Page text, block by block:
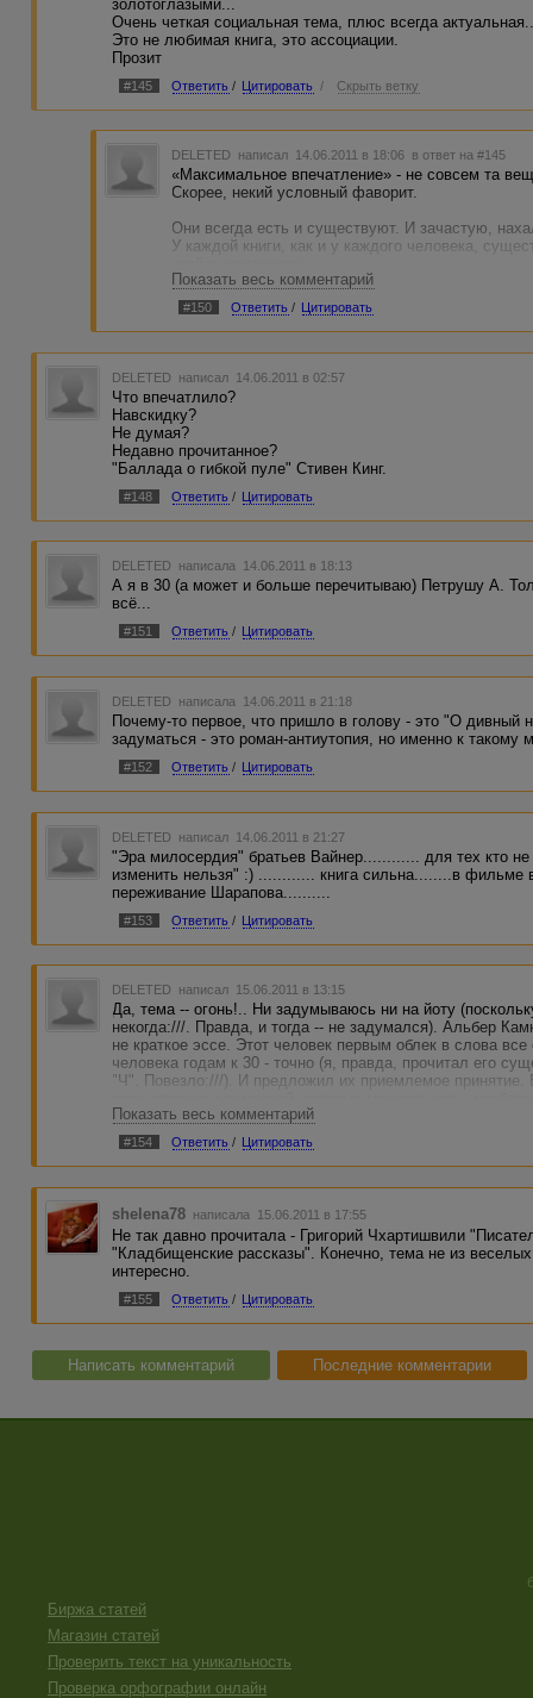
золотоглазыми...
Очень четкая социальная тема, плюс всегда
Это не любимая книга, это ассоциации.
Прозит
#145 Ответить / Цитировать / Скрыть ветку
DELETED написал 14.06.2011 в 18:06 в ответ на #145
«Максимальное впечатление» - не совсем та
Скорее, некий условный фаворит.
Они всегда есть и существуют. И зачастую,
У каждой книги, как и у каждого человека,
И зависит от перевода, оформления,
ваше самочувствие в момент прочтения.
Так вот, о чем бишь я….
Есть произведения, менее других
употребляете – в мягкой, дешевой обвертке,
дорогого издания. Они вас «достанут».
восприятия изложенных в ней мыслей.
Вот их-то, сердешных, я и захотел «слегка
Для памяти.
Плюс – как всегда, личные меркантильные
Показать весь комментарий
#150 Ответить / Цитировать
DELETED написал 14.06.2011 в 02:57
Что впечатлило?
Навскидку?
Не думая?
Недавно прочитанное?
"Баллада о гибкой пуле" Стивен Кинг.
#148 Ответить / Цитировать
DELETED написала 14.06.2011 в 18:13
А я в 30 (а может и больше перечитываю) Петрушу А.
всё...
#151 Ответить / Цитировать
DELETED написала 14.06.2011 в 21:18
Почему-то первое, что пришло в голову - это "О
задуматься - это роман-антиутопия, но именно к
#152 Ответить / Цитировать
DELETED написал 14.06.2011 в 21:27
"Эра милосердия" братьев Вайнер............ для тех кто
изменить нельзя" :) ............ книга сильна........в фильме
переживание Шарапова..........
#153 Ответить / Цитировать
DELETED написал 15.06.2011 в 13:15
Да, тема -- огонь!.. Ни задумываюсь ни на йоту
некогда:///. Правда, и тогда -- не задумался). Альбер
не краткое эссе. Этот человек первым облек в слова
человека годам к 30 - точно (я, правда, прочитал его
"Ч". Повезло:///). И предложил их приемлемое принятие.
уверен - не упомянули о нем только потому, что Миф о
уже давно не удосуживается подниматься до
Однозначно.
Показать весь комментарий
#154 Ответить / Цитировать
shelena78 написала 15.06.2011 в 17:55
Не так давно прочитала - Григорий Чхартишвили
"Кладбищенские рассказы". Конечно, тема не из
интересно.
#155 Ответить / Цитировать
Написать комментарий Последние комментарии
Биржа статей
Магазин статей
Проверить текст на уникальность
Проверка орфографии онлайн